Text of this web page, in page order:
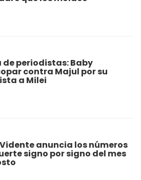
de periodistas: Baby
contra Majul por su
a Milei
anuncia los números
signo por signo del mes